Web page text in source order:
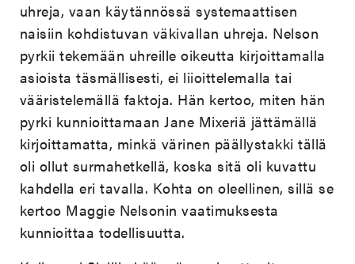
uhreja, vaan käytännössä systemaattisen
naisiin kohdistuvan väkivallan uhreja. Nelson
pyrkii tekemään uhreille oikeutta kirjoittamalla
asioista täsmällisesti, ei liioittelemalla tai
vääristelemällä faktoja. Hän kertoo, miten hän
pyrki kunnioittamaan Jane Mixeriä jättämällä
kirjoittamatta, minkä värinen päällystakki tällä
oli ollut surmahetkellä, koska sitä oli kuvattu
kahdella eri tavalla. Kohta on oleellinen, sillä se
kertoo Maggie Nelsonin vaatimuksesta
kunnioittaa todellisuutta.